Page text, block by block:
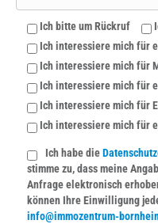
Ich bitte um Rückruf
Ich interessiere mich für
Ich interessiere mich für
Ich interessiere mich für
Ich interessiere mich für
Ich interessiere mich für
Ich habe die
stimme zu, dass meine
Anfrage elektronisch
können Ihre Einwilligung
info@immozentrum-